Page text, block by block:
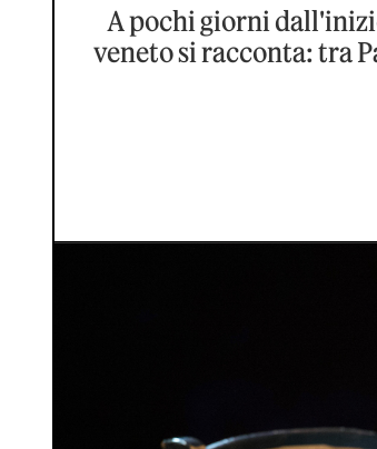
A pochi giorni
veneto si racconta: tra